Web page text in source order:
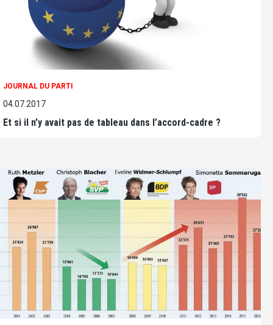
JOURNAL DU PARTI
04.07.2017
Et si il n’y avait pas de tableau dans l’accord-cadre ?